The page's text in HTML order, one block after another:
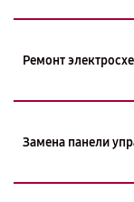
Ремонт
Замена панели